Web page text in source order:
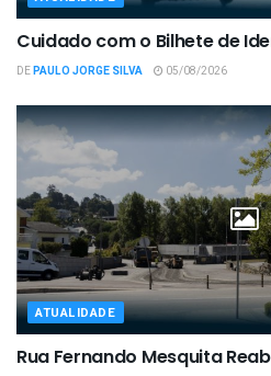
Cuidado com o Bilhete de
DEPAULO JORGE SILVA 05/08/2026
ATUALIDADE
Rua Fernando Mesquita